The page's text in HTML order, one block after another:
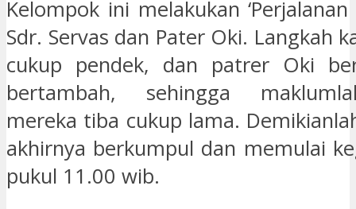
Kelompok ini melakukan ‘Perjalanan
Sdr. Servas dan Pater Oki. Langkah
cukup pendek, dan patrer Oki
bertambah, sehingga
mereka tiba cukup lama.
akhirnya berkumpul dan memulai
pukul 11.00 wib.